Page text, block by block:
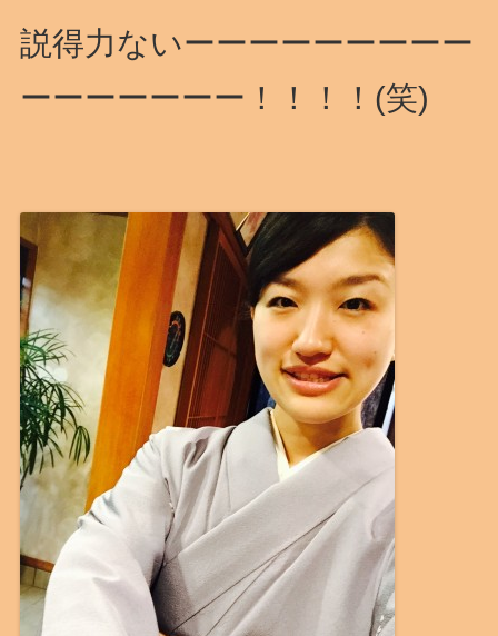
説得力ないーーーーーーーーー
ーーーーーーー！！！！(笑)